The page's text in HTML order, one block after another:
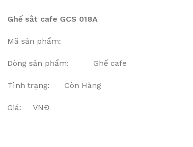
Ghế sắt cafe GCS 018A
Mã sản phẩm:
Dòng sản phẩm: Ghế cafe
Tình trạng: Còn Hàng
Giá: VNĐ